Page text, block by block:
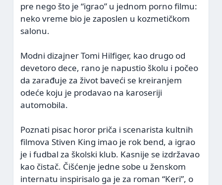
pre nego što je “igrao” u jednom porno filmu:
neko vreme bio je zaposlen u kozmetičkom
salonu.
Modni dizajner Tomi Hilfiger, kao drugo od
devetoro dece, rano je napustio školu i počeo
da zarađuje za život baveći se kreiranjem
odeće koju je prodavao na karoseriji
automobila.
Poznati pisac horor priča i scenarista kultnih
filmova Stiven King imao je rok bend, a igrao
je i fudbal za školski klub. Kasnije se izdržavao
kao čistač. Čišćenje jedne sobe u ženskom
internatu inspirisalo ga je za roman “Keri”, o